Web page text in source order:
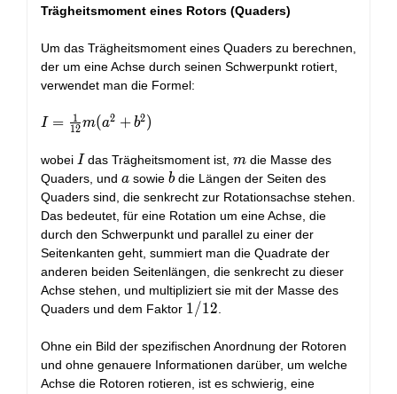
Trägheitsmoment eines Rotors (Quaders)
Um das Trägheitsmoment eines Quaders zu berechnen,
der um eine Achse durch seinen Schwerpunkt rotiert,
verwendet man die Formel:
I =
{12} m
(a^2 +
b^2)
I = 12
1 m(a2 + b2 )
wobei I
I das Trägheitsmoment ist,m
m die Masse des
Quaders, und a
a sowie b
bdie Längen der Seiten des
Quaders sind, die senkrecht zur Rotationsachse stehen.
Das bedeutet, für eine Rotation um eine Achse, die
durch den Schwerpunkt und parallel zu einer der
Seitenkanten geht, summiert man die Quadrate der
anderen beiden Seitenlängen, die senkrecht zu dieser
Achse stehen, und multipliziert sie mit der Masse des
Quaders und dem Faktor 1/12
1/12.
Ohne ein Bild der spezifischen Anordnung der Rotoren
und ohne genauere Informationen darüber, um welche
Achse die Rotoren rotieren, ist es schwierig, eine